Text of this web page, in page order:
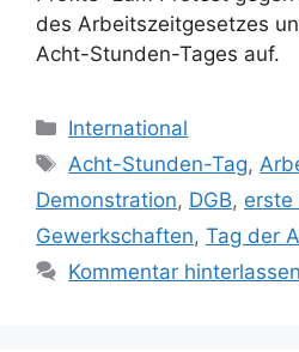
des Arbeitszeitgesetzes
Acht-Stunden-Tages auf.
Kategorien
International
Schlagwörter
Acht-Stunden-Tag,
Demonstration, DGB, erste
Gewerkschaften, Tag der
Kommentar hinterlassen